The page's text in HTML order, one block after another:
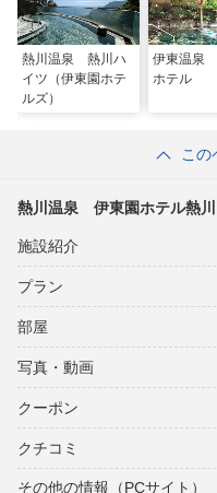
熱川温泉 熱川ハ
イツ（伊東園ホテ
ルズ）
伊東温泉
ホテル
この
熱川温泉 伊東園ホテル熱川
施設紹介
プラン
部屋
写真・動画
クーポン
クチコミ
その他の情報（PCサイト）